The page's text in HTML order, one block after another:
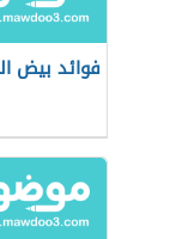
فوائد بيض